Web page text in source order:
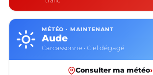
MÉTÉO · MAINTENANT
Aude
Carcassonne · Ciel dégagé
Consulter ma météo›